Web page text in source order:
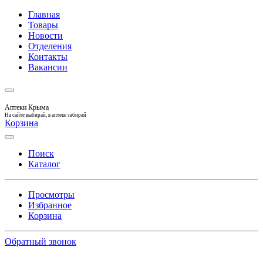
Главная
Товары
Новости
Отделения
Контакты
Вакансии
Аптеки Крыма
На сайте выбирай, в аптеке забирай
Корзина
Поиск
Каталог
Просмотры
Избранное
Корзина
Обратный звонок